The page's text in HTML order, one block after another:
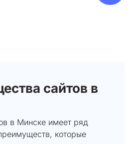
сайтов в
в Минске имеет ряд
которые